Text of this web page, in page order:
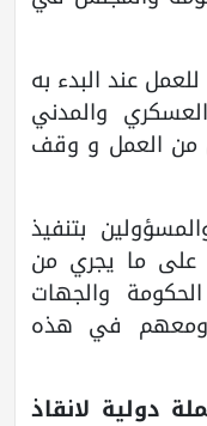
عند البدء به
والمدني
من العمل و وقف
بتنفيذ
على ما يجري من
والجهات
ومعهم في هذه
دولية لانقاذ